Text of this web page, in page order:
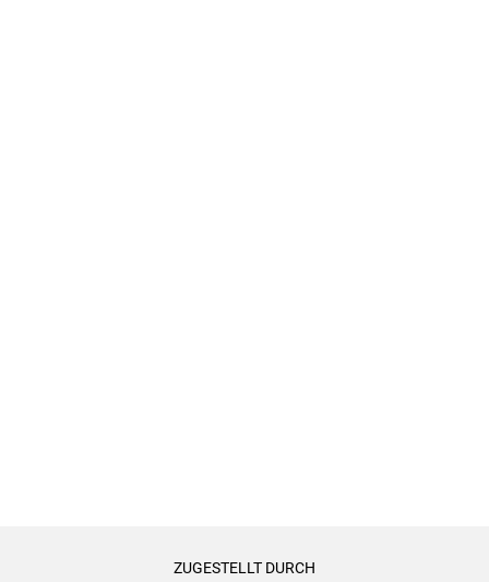
ZUGESTELLT DURCH